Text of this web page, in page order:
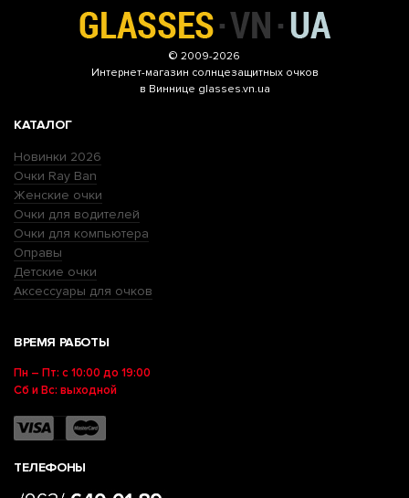
© 2009-2026
Интернет-магазин солнцезащитных очков
в Виннице glasses.vn.ua
КАТАЛОГ
Новинки 2026
Очки Ray Ban
Женские очки
Очки для водителей
Очки для компьютера
Оправы
Детские очки
Аксессуары для очков
ВРЕМЯ РАБОТЫ
Пн – Пт: с 10:00 до 19:00
Сб и Вс: выходной
ТЕЛЕФОНЫ